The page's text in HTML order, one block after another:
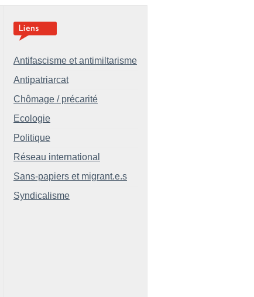
Antifascisme et antimiltarisme
Antipatriarcat
Chômage / précarité
Ecologie
Politique
Réseau international
Sans-papiers et migrant.e.s
Syndicalisme